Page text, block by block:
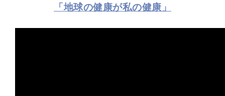
「地球の健康が私の健康」